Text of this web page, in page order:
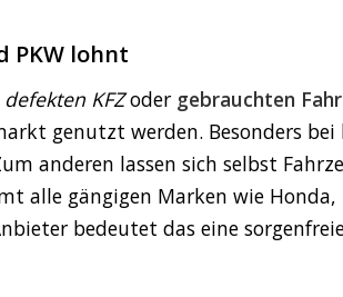
PKW lohnt
defekten KFZoder gebrauchten
genutzt werden. Besonders
anderen lassen sich selbst
alle gängigen Marken wie
bedeutet das eine